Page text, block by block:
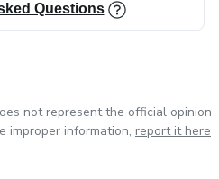
da questo percorso.
Atipicamente*,
costruire una vita più
stesse.
Questions
not represent the official opinion
improper information, report it here